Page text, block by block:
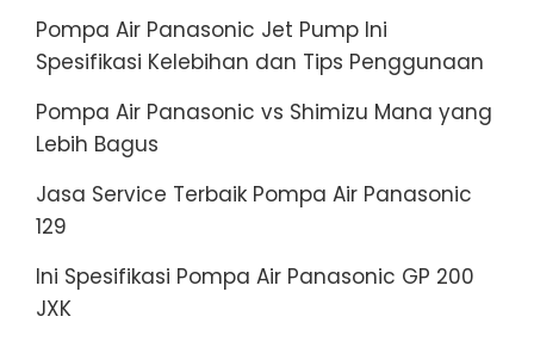
Pompa Air Panasonic Jet Pump Ini
Spesifikasi Kelebihan dan Tips Penggunaan
Pompa Air Panasonic vs Shimizu Mana yang
Lebih Bagus
Jasa Service Terbaik Pompa Air Panasonic
129
Ini Spesifikasi Pompa Air Panasonic GP 200
JXK